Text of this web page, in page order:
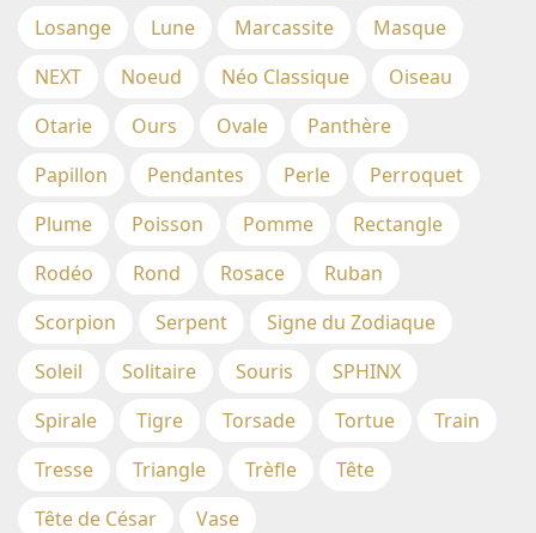
Losange
Lune Marcassite
Masque
NEXT
Noeud Néo Classique
Oiseau
Otarie
Ours Ovale
Panthère
Papillon
Pendantes Perle
Perroquet
Plume
Poisson Pomme
Rectangle
Rodéo
Rond Rosace
Ruban
Scorpion
Serpent
Signe du Zodiaque
Soleil
Solitaire Souris
SPHINX
Spirale
Tigre Torsade Tortue
Train
Tresse
Triangle Trèfle
Tête
Tête de César
Vase